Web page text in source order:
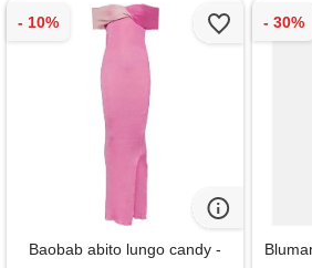
Baobab abito lungo candy -